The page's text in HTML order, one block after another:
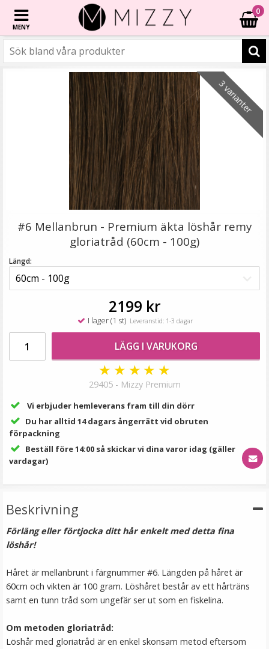
MENY
0
Mizzy Tangler brush - Zebramönster rosa
LÄGG I VARUKORG
Mizzy Tangler brush - Zebramönster lila
2 varianter
2 varianter
2 varianter
2 varianter
3 varianter
#6 Mellanbrun - Premium äkta löshår remy
gloriatråd (60cm - 100g)
Längd:
2199 kr
I lager (1 st) Leveranstid: 1-3 dagar
LÄGG I VARUKORG
★ ★ ★ ★ ★
29405 - Mizzy Premium
Vi erbjuder hemleverans fram till din dörr
Du har alltid 14 dagars ångerrätt vid obruten
förpackning
Beställ före 14:00 så skickar vi dina varor idag (gäller
vardagar)
Beskrivning
Förläng eller förtjocka ditt hår enkelt med detta fina
löshår!
Håret är mellanbrunt i färgnummer #6. Längden på håret är
60cm och vikten är 100 gram. Löshåret består av ett hårträns
samt en tunn tråd som ungefär ser ut som en fiskelina.
Om metoden gloriatråd:
Löshår med gloriatråd är en enkel skonsam metod eftersom